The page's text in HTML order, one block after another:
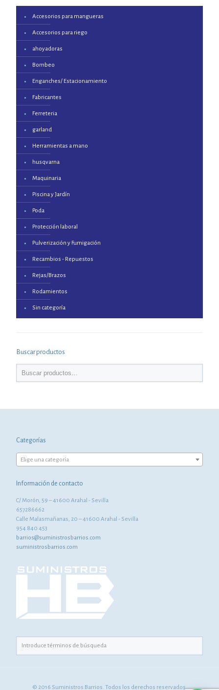
Accesorios para mangueras
Accesorios para riego
ahoyadoras
Bombeo
Enganches/ Estacionamiento
Fabricantes
Ferreteria
garland
Herramientas a mano
husqvarna
Maquinaria
Piscina y Jardín
Poda
Protección laboral
Pulverización y Fumigación
Recambios - Repuestos
Rejas/Brazos
Rodamientos
Sin categoría
Buscar productos
Categorías
Elige una categoría
Información de contacto
C/ Morón, 59 – 41600 Arahal - Sevilla
657286662
Calle Malasmañanas, 20 – 41600 Arahal - Sevilla
954 840 453
barrios@suministrosbarrios.com
suministrosbarrios.com
© 2016 Suministros Barrios. Todos los derechos reservados.